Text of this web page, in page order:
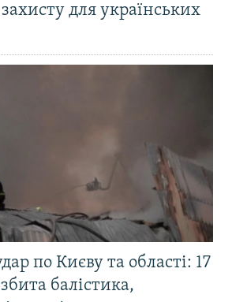
для українських
по Києву та області: 17
балістика,